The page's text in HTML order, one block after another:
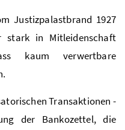
Justizpalastbrand 1927
stark in Mitleidenschaft
kaum verwertbare
Transaktionen -
der Bankozettel, die